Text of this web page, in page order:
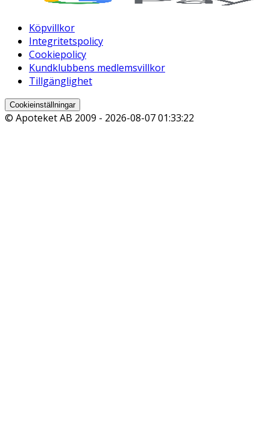
Köpvillkor
Integritetspolicy
Cookiepolicy
Kundklubbens medlemsvillkor
Tillgänglighet
Cookieinställningar
© Apoteket AB 2009 - 2026-08-07 01:33:22